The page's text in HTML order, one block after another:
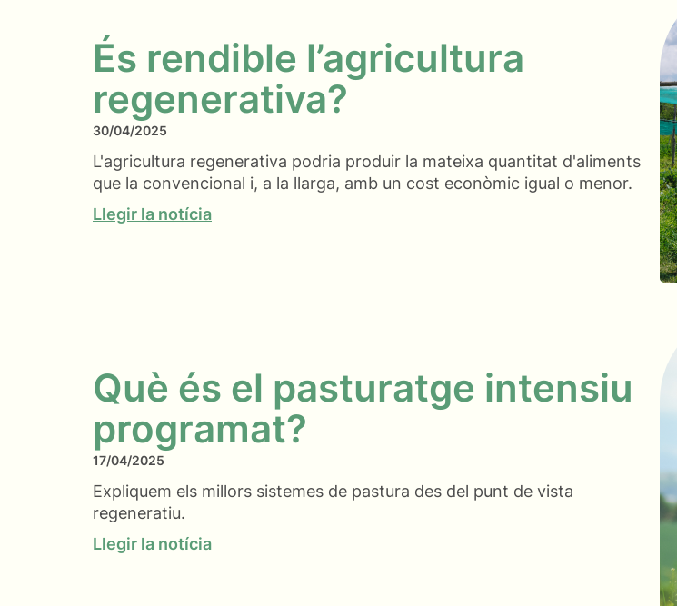
És rendible l’agricultura
regenerativa?
30/04/2025
L'agricultura regenerativa podria produir la mateixa quantitat d'aliments
que la convencional i, a la llarga, amb un cost econòmic igual o menor.
Llegir la notícia
Què és el pasturatge intensiu
programat?
17/04/2025
Expliquem els millors sistemes de pastura des del punt de vista
regeneratiu.
Llegir la notícia